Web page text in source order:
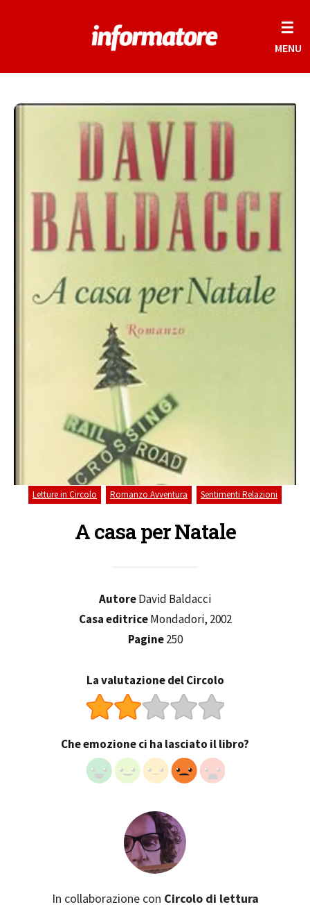
☰
MENU
Letture in Circolo Romanzo Avventura Sentimenti Relazioni
A casa per Natale
AutoreDavid Baldacci
Casa editriceMondadori, 2002
Pagine250
La valutazione del Circolo
Che emozione ci ha lasciato il libro?
In collaborazione con Circolo di lettura